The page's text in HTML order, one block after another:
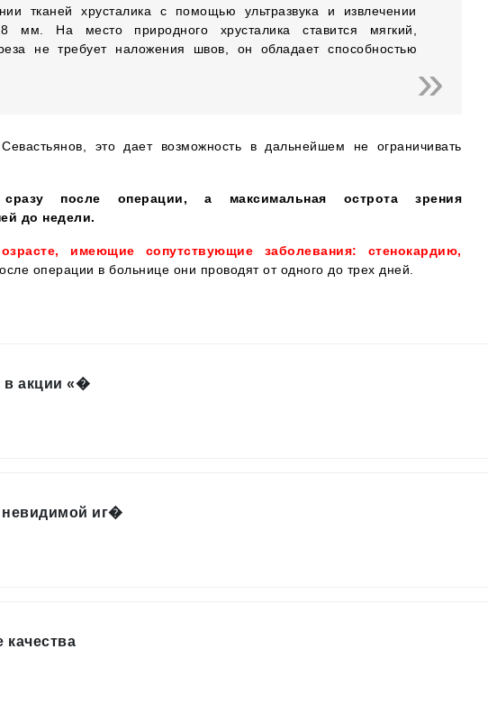
тканей хрусталика с помощью ультразвука и извлечении
мм. На место природного хрусталика ставится мягкий,
не требует наложения швов, он обладает способностью
это дает возможность в дальнейшем не ограничивать
после операции, а максимальная острота зрения
до недели.
имеющие сопутствующие заболевания: стенокардию,
операции в больнице они проводят от одного до трех дней.
в акции «�
невидимой иг�